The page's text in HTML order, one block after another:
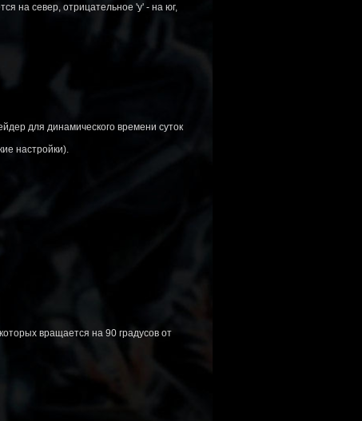
на север, отрицательное 'y' - на юг,
для динамического времени суток
настройки).
вращается на 90 градусов от